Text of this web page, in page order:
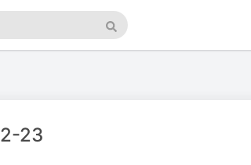
Search
23